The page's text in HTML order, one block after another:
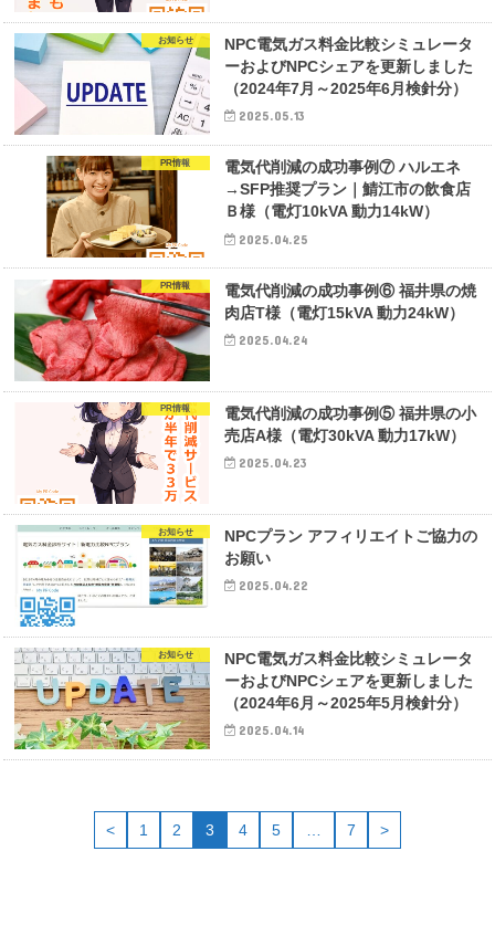
お知らせ
NPC電気ガス料金比較シミュレータ
ーおよびNPCシェアを更新しました
（2024年7月～2025年6月検針分）
2025.05.13
PR情報
電気代削減の成功事例⑦ ハルエネ
→SFP推奨プラン｜鯖江市の飲食店
Ｂ様（電灯10kVA 動力14kW）
2025.04.25
PR情報
電気代削減の成功事例⑥ 福井県の焼
肉店T様（電灯15kVA 動力24kW）
2025.04.24
PR情報
電気代削減の成功事例⑤ 福井県の小
売店A様（電灯30kVA 動力17kW）
2025.04.23
お知らせ
NPCプラン アフィリエイトご協力の
お願い
2025.04.22
お知らせ
NPC電気ガス料金比較シミュレータ
ーおよびNPCシェアを更新しました
（2024年6月～2025年5月検針分）
2025.04.14
< 1 2 3 4 5 7 >